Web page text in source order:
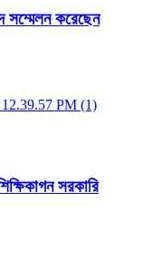
সম্মেলন করেছেন
সরকারি